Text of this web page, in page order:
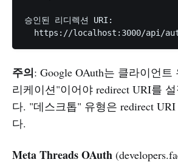
승인된 리디렉션 URI:
주의: Google OAuth는 클라이언
리케이션"이어야 redirect URI를
다. "데스크톱" 유형은 redirect
다.
Meta Threads OAuth